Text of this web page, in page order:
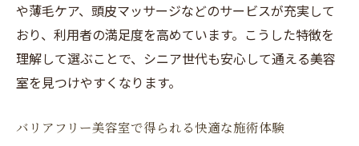
障害者に配慮した美容室のサービス内容と
は
誰もが通える美容室の予約から施術までの
流れ
理想の美容室を見つけるバリアフリー視点
や薄毛ケア、頭皮マッサージなどのサービスが充実して
おり、利用者の満足度を高めています。こうした特徴を
理解して選ぶことで、シニア世代も安心して通える美容
室を見つけやすくなります。
バリアフリー美容室で得られる快適な施術体験